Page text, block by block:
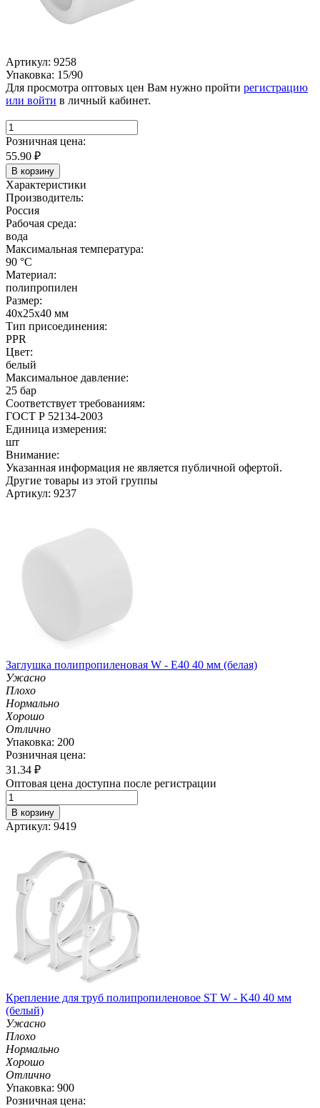
Артикул: 9258
Упаковка: 15/90
Для просмотра оптовых цен Вам нужно пройти регистрацию
или войти в личный кабинет.
Розничная цена:
55.90 ₽
В корзину
Характеристики
Производитель:
Россия
Рабочая среда:
вода
Максимальная температура:
90 °C
Материал:
полипропилен
Размер:
40х25х40 мм
Тип присоединения:
PPR
Цвет:
белый
Максимальное давление:
25 бар
Соответствует требованиям:
ГОСТ Р 52134-2003
Единица измерения:
шт
Внимание:
Указанная информация не является публичной офертой.
Другие товары из этой группы
Артикул: 9237
Заглушка полипропиленовая W - E40 40 мм (белая)
Ужасно
Плохо
Нормально
Хорошо
Отлично
Упаковка: 200
Розничная цена:
31.34 ₽
Оптовая цена доступна после регистрации
В корзину
Артикул: 9419
Крепление для труб полипропиленовое ST W - K40 40 мм
(белый)
Ужасно
Плохо
Нормально
Хорошо
Отлично
Упаковка: 900
Розничная цена: